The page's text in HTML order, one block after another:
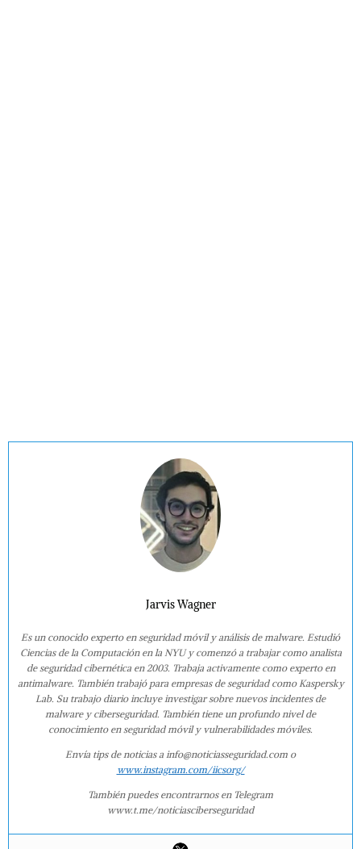
Jarvis Wagner
Es un conocido experto en seguridad móvil y análisis de malware. Estudió
Ciencias de la Computación en la NYU y comenzó a trabajar como analista
de seguridad cibernética en 2003. Trabaja activamente como experto en
antimalware. También trabajó para empresas de seguridad como Kaspersky
Lab. Su trabajo diario incluye investigar sobre nuevos incidentes de
malware y ciberseguridad. También tiene un profundo nivel de
conocimiento en seguridad móvil y vulnerabilidades móviles.
Envía tips de noticias a info@noticiasseguridad.com o
www.instagram.com/iicsorg/
También puedes encontrarnos en Telegram
www.t.me/noticiasciberseguridad